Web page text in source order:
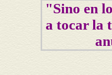
"Sino en
a tocar la